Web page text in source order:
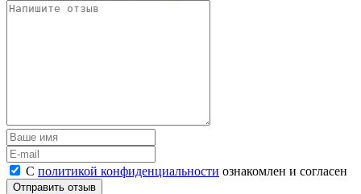
С политикой конфиденциальности ознакомлен и согласен